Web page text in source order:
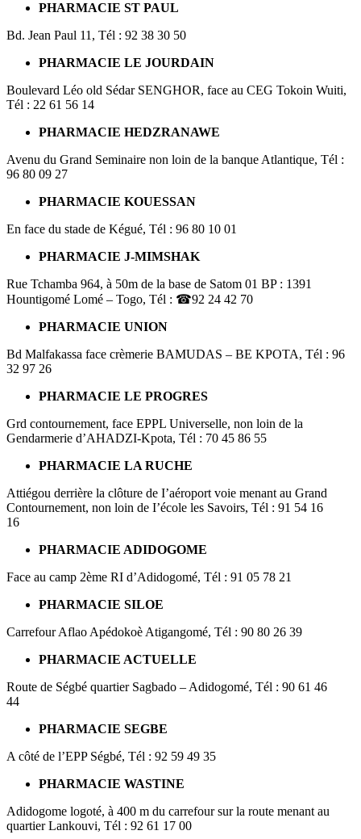
PHARMACIE ST PAUL
Bd. Jean Paul 11, Tél : 92 38 30 50
PHARMACIE LE JOURDAIN
Boulevard Léo old Sédar SENGHOR, face au CEG Tokoin Wuiti,
Tél : 22 61 56 14
PHARMACIE HEDZRANAWE
Avenu du Grand Seminaire non loin de la banque Atlantique, Tél :
96 80 09 27
PHARMACIE KOUESSAN
En face du stade de Kégué, Tél : 96 80 10 01
PHARMACIE J-MIMSHAK
Rue Tchamba 964, à 50m de la base de Satom 01 BP : 1391
Hountigomé Lomé – Togo, Tél : ☎92 24 42 70
PHARMACIE UNION
Bd Malfakassa face crèmerie BAMUDAS – BE KPOTA, Tél : 96
32 97 26
PHARMACIE LE PROGRES
Grd contournement, face EPPL Universelle, non loin de la
Gendarmerie d’AHADZI-Kpota, Tél : 70 45 86 55
PHARMACIE LA RUCHE
Attiégou derrière la clôture de I’aéroport voie menant au Grand
Contournement, non loin de I’école les Savoirs, Tél : 91 54 16
16
PHARMACIE ADIDOGOME
Face au camp 2ème RI d’Adidogomé, Tél : 91 05 78 21
PHARMACIE SILOE
Carrefour Aflao Apédokoè Atigangomé, Tél : 90 80 26 39
PHARMACIE ACTUELLE
Route de Ségbé quartier Sagbado – Adidogomé, Tél : 90 61 46
44
PHARMACIE SEGBE
A côté de l’EPP Ségbé, Tél : 92 59 49 35
PHARMACIE WASTINE
Adidogome logoté, à 400 m du carrefour sur la route menant au
quartier Lankouvi, Tél : 92 61 17 00